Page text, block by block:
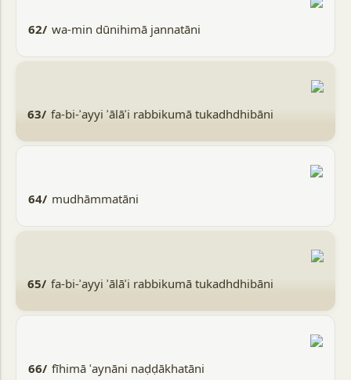
62/ wa-min dūnihimā jannatāni
63/ fa-bi-ʾayyi ʾālāʾi rabbikumā tukadhdhibāni
64/ mudhāmmatāni
65/ fa-bi-ʾayyi ʾālāʾi rabbikumā tukadhdhibāni
66/ fīhimā ʿaynāni naḍḍākhatāni